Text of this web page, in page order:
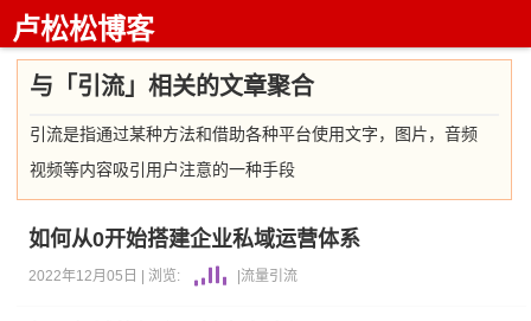
卢松松博客
与「引流」相关的文章聚合
引流是指通过某种方法和借助各种平台使用文字，图片，音频
视频等内容吸引用户注意的一种手段
如何从0开始搭建企业私域运营体系
2022年12月05日 | 浏览: |流量引流